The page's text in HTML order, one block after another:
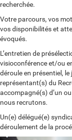
recherchée.
Votre parcours, vos
vos disponibilités et
évoqués.
L’entretien de
visioconférence et/ou
déroule en présentiel,
représentant(s) du
accompagné(s) d’un
nous recrutons.
Un(e) délégué(e)
déroulement de la